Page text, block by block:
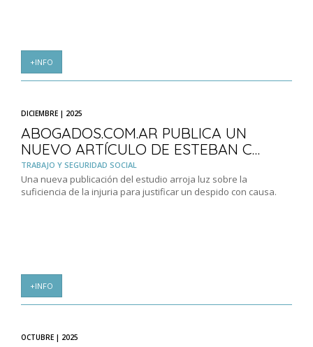
+INFO
DICIEMBRE | 2025
ABOGADOS.COM.AR PUBLICA UN
NUEVO ARTÍCULO DE ESTEBAN C…
TRABAJO Y SEGURIDAD SOCIAL
Una nueva publicación del estudio arroja luz sobre la
suficiencia de la injuria para justificar un despido con causa.
+INFO
OCTUBRE | 2025